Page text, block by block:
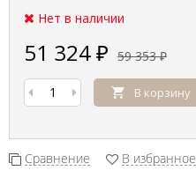
Нет в наличии
51 324₽ 59 353₽
В корзину
Сравнение В избранное